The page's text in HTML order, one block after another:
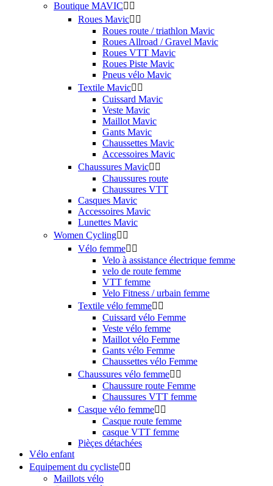
Boutique MAVIC 
Roues Mavic 
Roues route / triathlon Mavic
Roues Allroad / Gravel Mavic
Roues VTT Mavic
Roues Piste Mavic
Pneus vélo Mavic
Textile Mavic 
Cuissard Mavic
Veste Mavic
Maillot Mavic
Gants Mavic
Chaussettes Mavic
Accessoires Mavic
Chaussures Mavic 
Chaussures route
Chaussures VTT
Casques Mavic
Accessoires Mavic
Lunettes Mavic
Women Cycling 
Vélo femme 
Velo à assistance électrique femme
velo de route femme
VTT femme
Velo Fitness / urbain femme
Textile vélo femme 
Cuissard vélo Femme
Veste vélo femme
Maillot vélo Femme
Gants vélo Femme
Chaussettes vélo Femme
Chaussures vélo femme 
Chaussure route Femme
Chaussures VTT femme
Casque vélo femme 
Casque route femme
casque VTT femme
Pièçes détachées
Vélo enfant
Equipement du cycliste 
Maillots vélo